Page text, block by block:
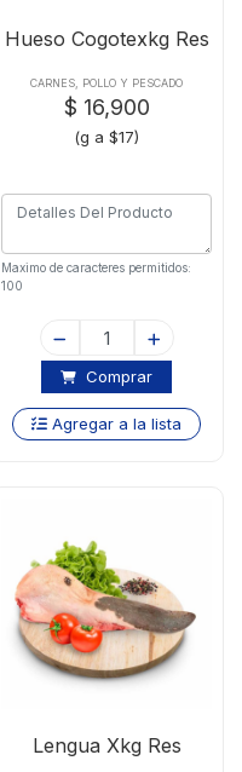
Hueso Cogotexkg Res
CARNES, POLLO Y PESCADO
$ 16,900
(g a $17)
Maximo de caracteres permitidos:
100
Comprar
Agregar a la lista
Lengua Xkg Res